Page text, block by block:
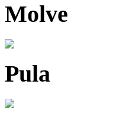
Molve
Pula